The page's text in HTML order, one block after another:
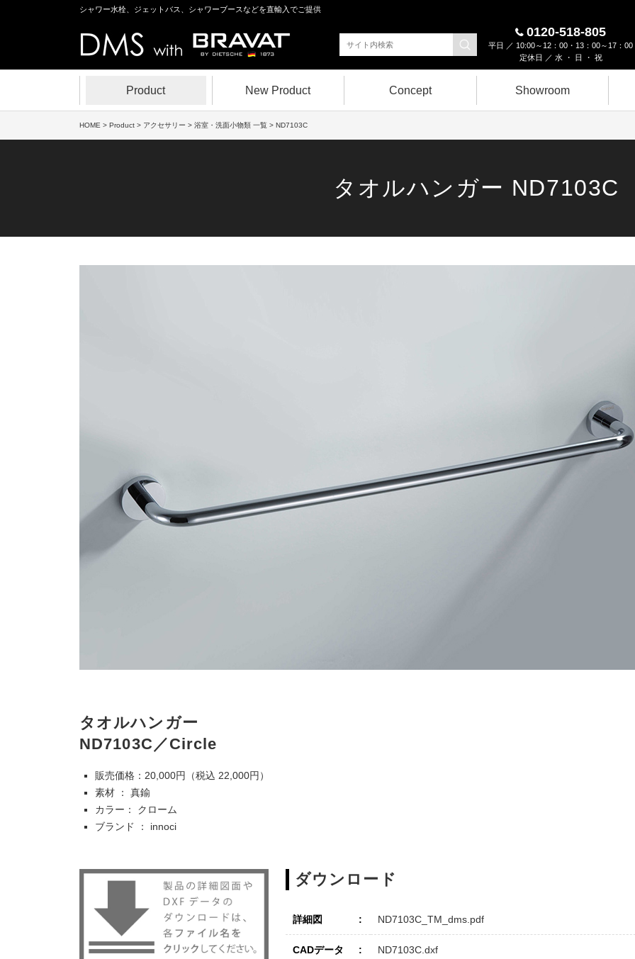
シャワー水栓、ジェットバス、シャワーブースなどを直輸入でご提供
0120-518-805
平日 ／ 10:00～12：00・13：00～17：00
定休日 ／ 水 ・ 日 ・ 祝
Product New Product Concept Showroom
HOME > Product > アクセサリー > 浴室・洗面小物類 一覧 > ND7103C
タオルハンガー ND7103C
タオルハンガー
ND7103C／Circle
販売価格：20,000円（税込 22,000円）
素材 ： 真鍮
カラー： クローム
ブランド ： innoci
ダウンロード
詳細図 ND7103C_TM_dms.pdf
CADデータ ND7103C.dxf